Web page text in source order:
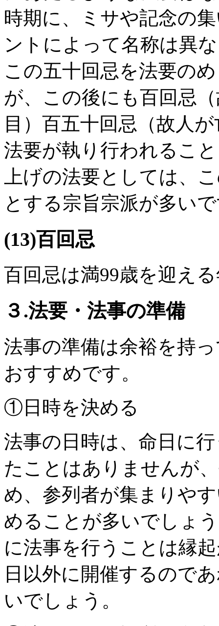
時期に、ミサや記念の
ントによって名称は異
この五十回忌を法要の
が、この後にも百回忌
目）百五十回忌（故人
法要が執り行われるこ
上げの法要としては、
とする宗旨宗派が多い
(13)百回忌
百回忌は満99歳を迎え
３.法要・法事の準備
法事の準備は余裕を持
おすすめです。
①日時を決める
法事の日時は、命日に
たことはありませんが
め、参列者が集まりや
めることが多いでしょ
に法事を行うことは縁
日以外に開催するので
いでしょう。